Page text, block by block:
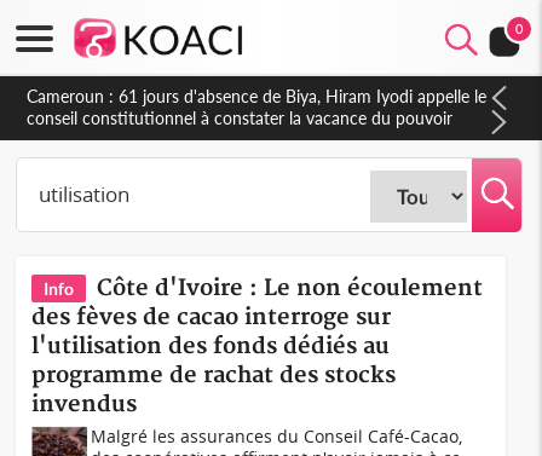
0
Côte d'Ivoire : Fin de la pagaille au PDCI-RDA, Lessiehi bannit
les mouvements sauvages
Info
Côte d'Ivoire : Le non écoulement
des fèves de cacao interroge sur
l'utilisation des fonds dédiés au
programme de rachat des stocks
invendus
Malgré les assurances du Conseil Café-Cacao,